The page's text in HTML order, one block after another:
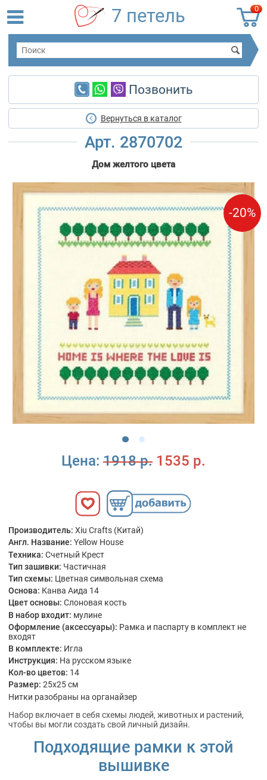
0
7 петель
Позвонить
Вернуться в каталог
Арт. 2870702
Дом желтого цвета
-20%
Цена: 1918 р. 1535 р.
Производитель: Xiu Crafts (Китай)
Англ. Название: Yellow House
Техника: Счетный Крест
Тип зашивки: Частичная
Тип схемы: Цветная символьная схема
Основа: Канва Аида 14
Цвет основы: Слоновая кость
В набор входит: мулине
Оформление (аксессуары): Рамка и паспарту в комплект не
входят
В комплекте: Игла
Инструкция: На русском языке
Кол-во цветов: 14
Размер: 25x25 см
Нитки разобраны на органайзер
Набор включает в себя схемы людей, животных и растений,
чтобы вы могли создать свой личный дизайн.
Подходящие рамки к этой
вышивке